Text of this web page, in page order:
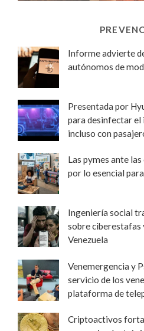
Informe advierte
autónomos de
Presentada por
para desinfectar
incluso con
Las pymes ante
por lo esencial
Ingeniería social
sobre ciberestafas
Venezuela
Venemergencia y
servicio de los
plataforma de
Criptoactivos